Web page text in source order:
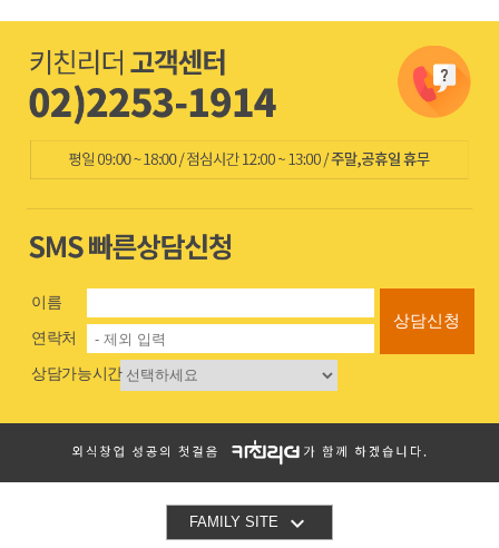
이름
연락처
상담가능시간
상담신청
FAMILY SITE 